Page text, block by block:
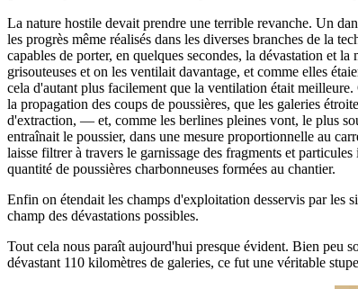
La nature hostile devait prendre une terrible revanche. Un
les progrès même réalisés dans les diverses branches de la
capables de porter, en quelques secondes, la dévastation et
grisouteuses et on les ventilait davantage, et comme elles
cela d'autant plus facilement que la ventilation était
la propagation des coups de poussières, que les galeries
d'extraction, — et, comme les berlines pleines vont, le plus
entraînait le poussier, dans une mesure proportionnelle au
laisse filtrer à travers le garnissage des fragments et
quantité de poussières charbonneuses formées au chantier.
Enfin on étendait les champs d'exploitation desservis par les
champ des dévastations possibles.
Tout cela nous paraît aujourd'hui presque évident. Bien peu
dévastant 110 kilomètres de galeries, ce fut une véritable